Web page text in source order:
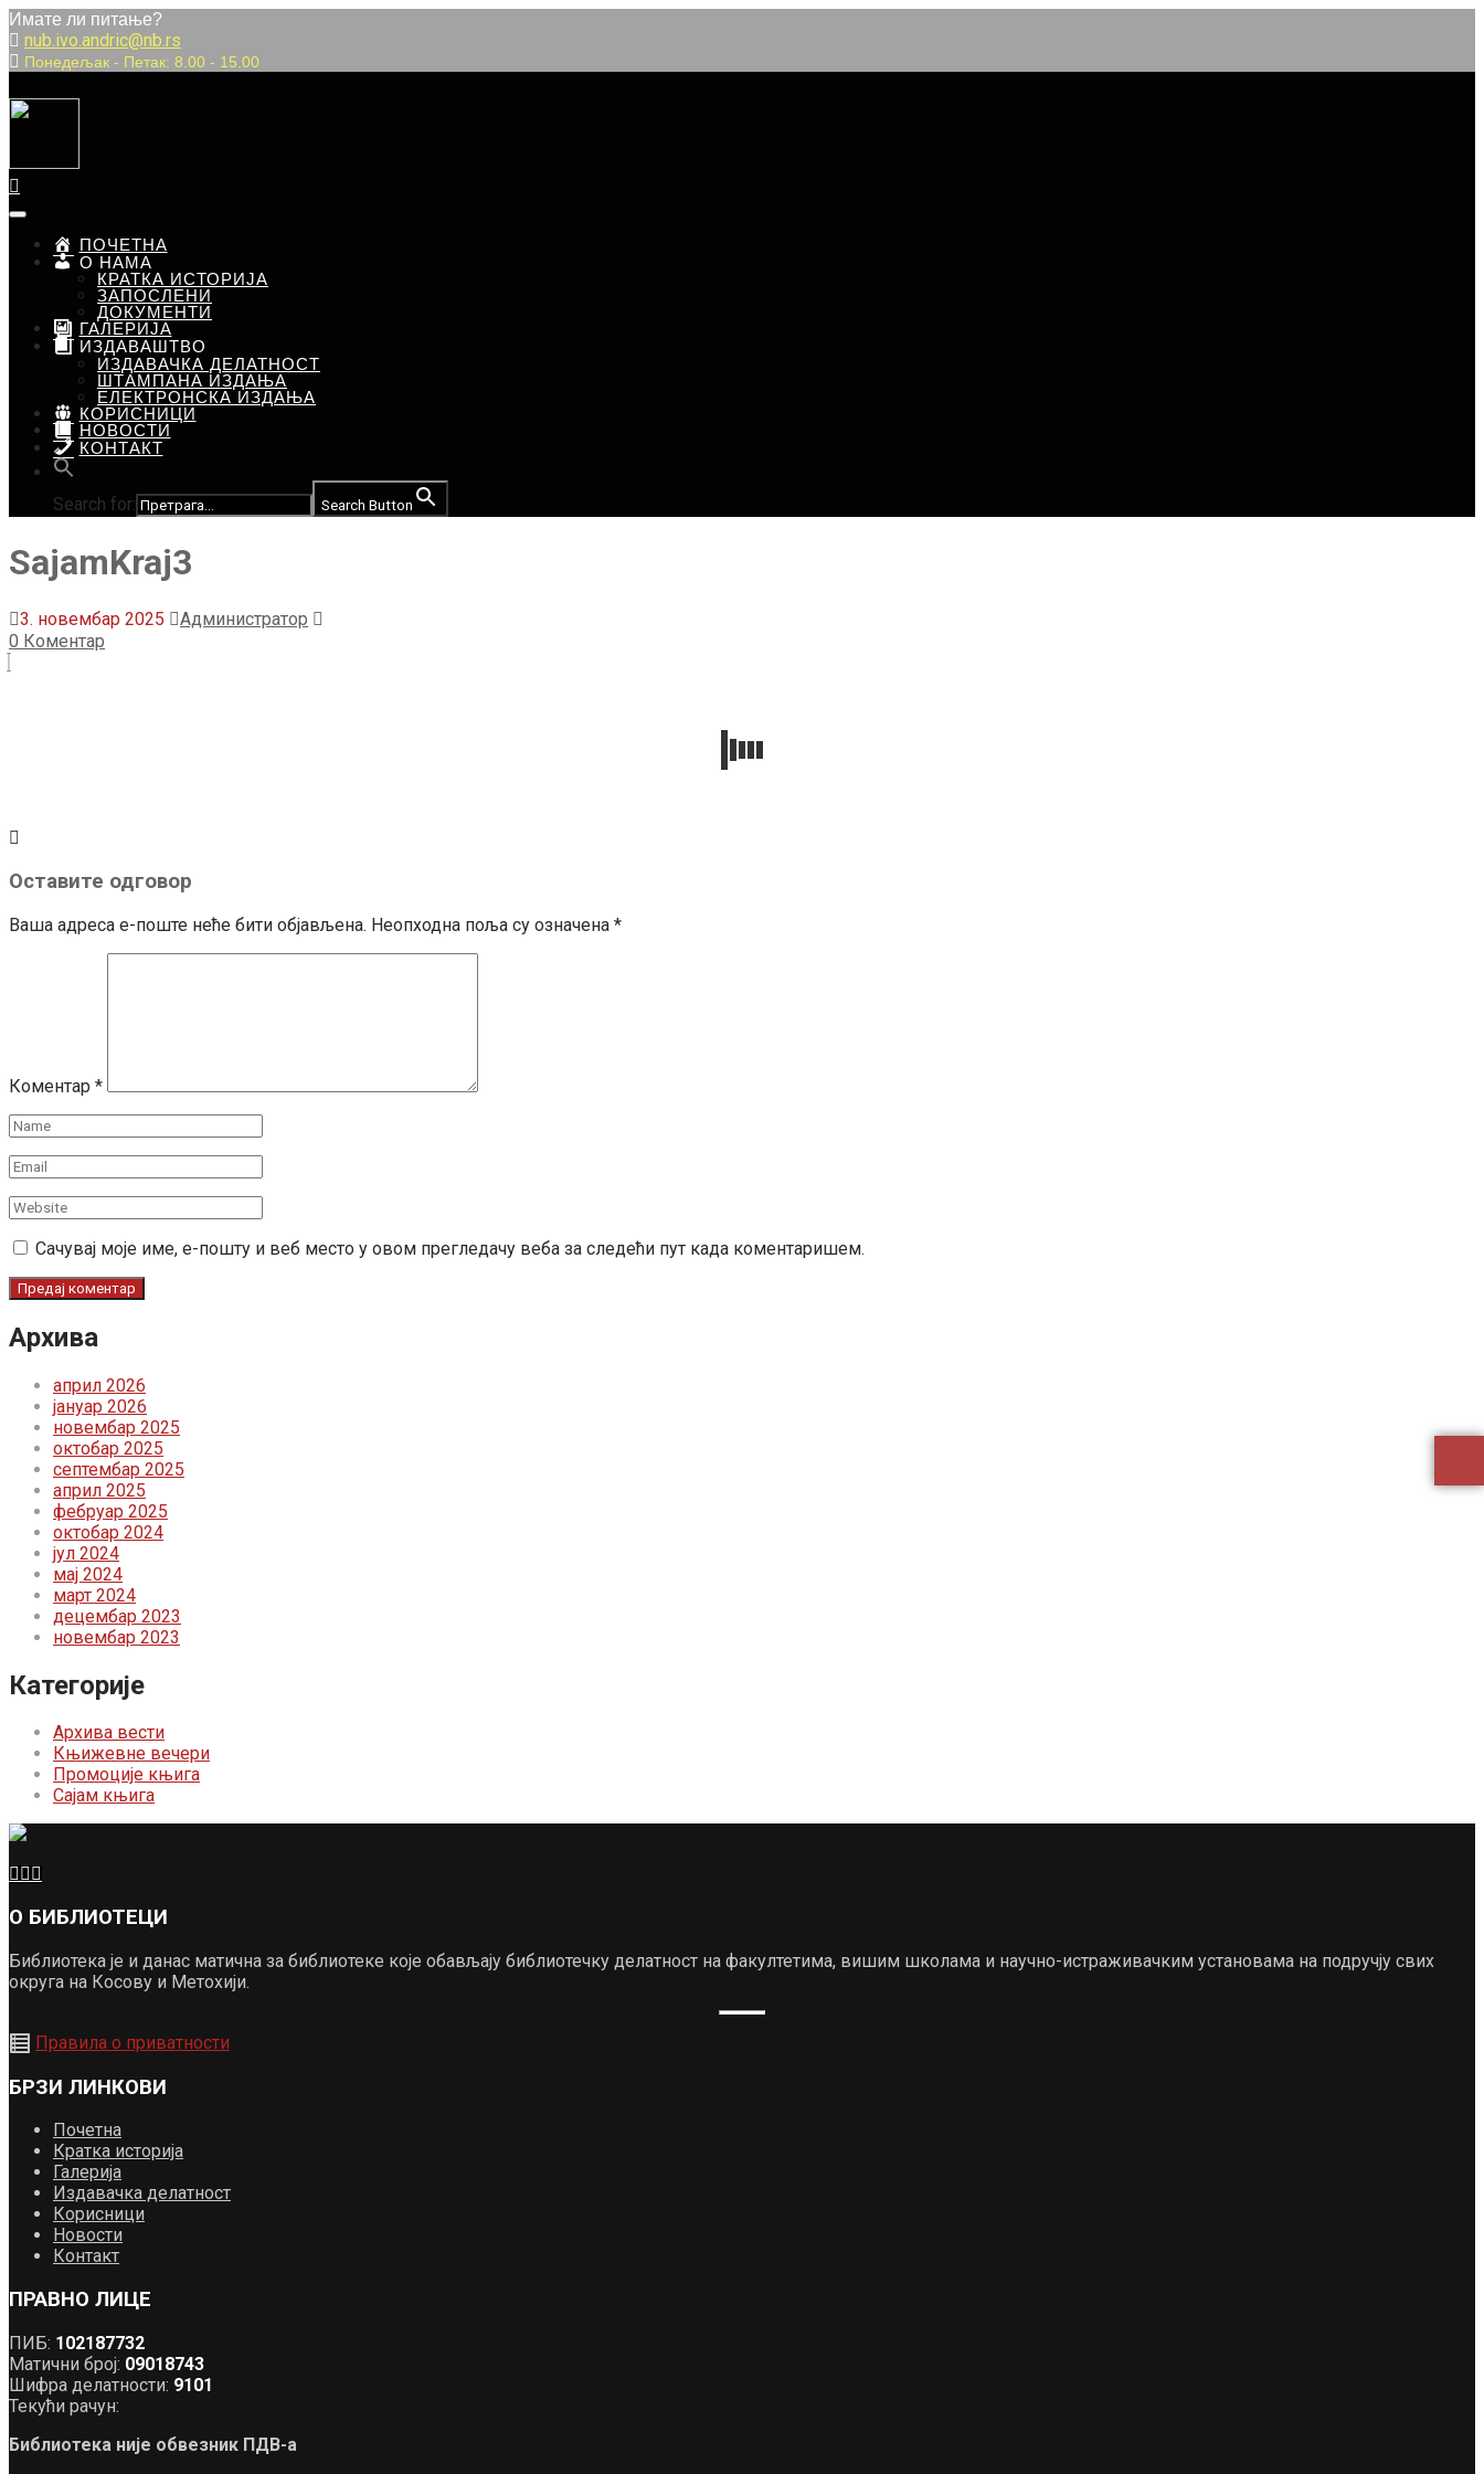
Имате ли питање?
nub.ivo.andric@nb.rs
Понедељак - Петак: 8.00 - 15.00
ПОЧЕТНА
О НАМА
КРАТКА ИСТОРИЈА
ЗАПОСЛЕНИ
ДОКУМЕНТИ
ГАЛЕРИЈА
ИЗДАВАШТВО
ИЗДАВАЧКА ДЕЛАТНОСТ
ШТАМПАНА ИЗДАЊА
ЕЛЕКТРОНСКА ИЗДАЊА
КОРИСНИЦИ
НОВОСТИ
КОНТАКТ
Search for: Search Button
SajamKraj3
3. новембар 2025
Администратор
0 Коментар
Оставите одговор
Ваша адреса е-поште неће бити објављена. Неопходна поља су означена *
Коментар *
Сачувај моје име, е-пошту и веб место у овом прегледачу веба за следећи пут када коментаришем.
Архива
април 2026
јануар 2026
новембар 2025
октобар 2025
септембар 2025
април 2025
фебруар 2025
октобар 2024
јул 2024
мај 2024
март 2024
децембар 2023
новембар 2023
Категорије
Архива вести
Књижевне вечери
Промоције књига
Сајам књига
О БИБЛИОТЕЦИ
Библиотека је и данас матична за библиотеке које обављају библиотечку делатност на факултетима, вишим школама и научно-истраживачким установама на подручју свих
округа на Косову и Метохији.
Правила о приватности
БРЗИ ЛИНКОВИ
Почетна
Кратка историја
Галерија
Издавачка делатност
Корисници
Новости
Контакт
ПРАВНО ЛИЦЕ
ПИБ: 102187732
Матични број: 09018743
Шифра делатности: 9101
Текући рачун:
Библиотека није обвезник ПДВ-а